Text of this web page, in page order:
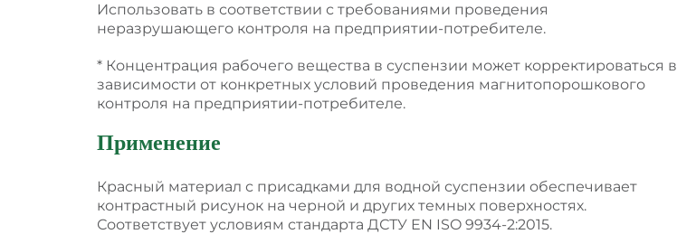
Использовать в соответствии с требованиями проведения
неразрушающего контроля на предприятии-потребителе.
* Концентрация рабочего вещества в суспензии может корректироваться в
зависимости от конкретных условий проведения магнитопорошкового
контроля на предприятии-потребителе.
Применение
Красный материал с присадками для водной суспензии обеспечивает
контрастный рисунок на черной и других темных поверхностях.
Соответствует условиям стандарта ДСТУ EN ISO 9934-2:2015.